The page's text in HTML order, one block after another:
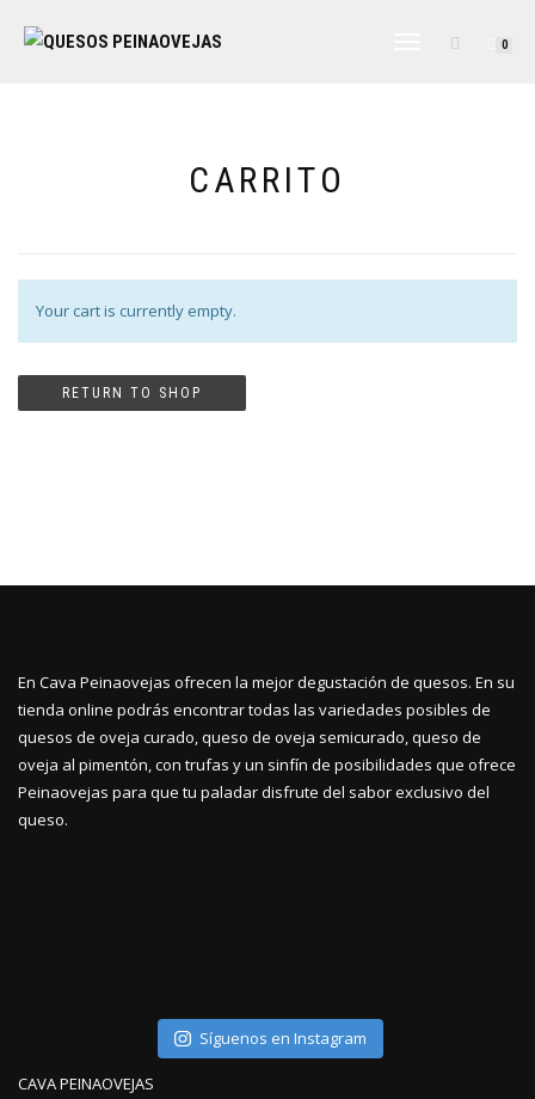
CAMBIAR
0
CARRITO
Your cart is currently empty.
RETURN TO SHOP
En Cava Peinaovejas ofrecen la mejor degustación de quesos. En su
tienda online podrás encontrar todas las variedades posibles de
quesos de oveja curado, queso de oveja semicurado, queso de
oveja al pimentón, con trufas y un sinfín de posibilidades que ofrece
Peinaovejas para que tu paladar disfrute del sabor exclusivo del
queso.
Síguenos en Instagram
CAVA PEINAOVEJAS